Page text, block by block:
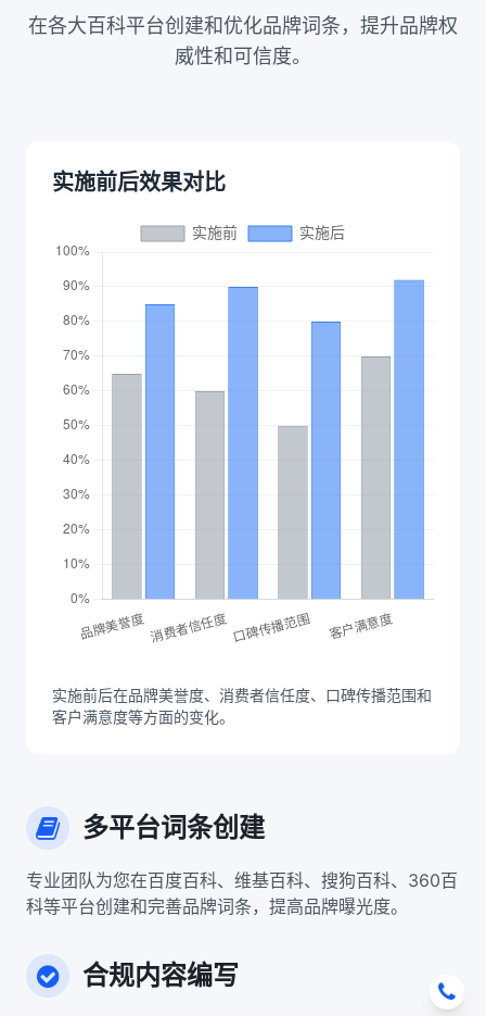
在各大百科平台创建和优化品牌词条，提升品牌权
威性和可信度。
多平台词条创建
专业团队为您在百度百科、维基百科、搜狗百科、360百
科等平台创建和完善品牌词条，提高品牌曝光度。
合规内容编写
实施前后效果对比
实施前后在品牌美誉度、消费者信任度、口碑传播范围和
客户满意度等方面的变化。